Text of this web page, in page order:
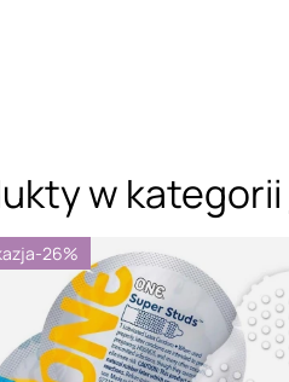
w kategorii
-26%